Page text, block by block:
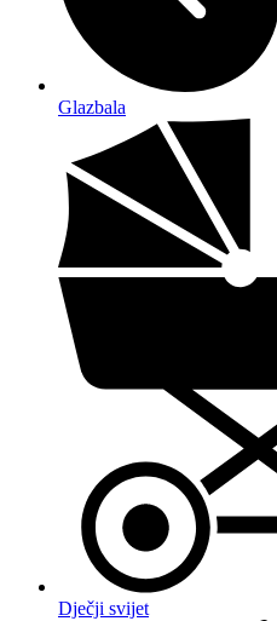
Glazbala
Dječji svijet